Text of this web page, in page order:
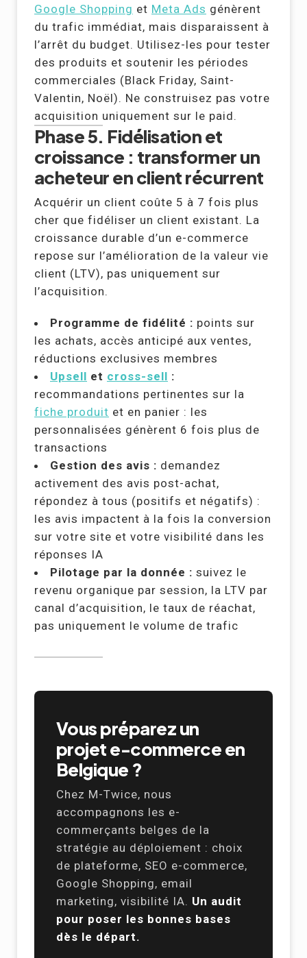
Google Shopping et Meta Ads génèrent
du trafic immédiat, mais disparaissent à
l’arrêt du budget. Utilisez-les pour tester
des produits et soutenir les périodes
commerciales (Black Friday, Saint-
Valentin, Noël). Ne construisez pas votre
acquisition uniquement sur le paid.
Phase 5. Fidélisation et
croissance : transformer un
acheteur en client récurrent
Acquérir un client coûte 5 à 7 fois plus
cher que fidéliser un client existant. La
croissance durable d’un e-commerce
repose sur l’amélioration de la valeur vie
client (LTV), pas uniquement sur
l’acquisition.
Programme de fidélité : points sur
les achats, accès anticipé aux ventes,
réductions exclusives membres
Upsell et cross-sell :
recommandations pertinentes sur la
fiche produit et en panier : les
personnalisées génèrent 6 fois plus de
transactions
Gestion des avis : demandez
activement des avis post-achat,
répondez à tous (positifs et négatifs) :
les avis impactent à la fois la conversion
sur votre site et votre visibilité dans les
réponses IA
Pilotage par la donnée : suivez le
revenu organique par session, la LTV par
canal d’acquisition, le taux de réachat,
pas uniquement le volume de trafic
Vous préparez un
projet e-commerce en
Belgique ?
Chez M-Twice, nous
accompagnons les e-
commerçants belges de la
stratégie au déploiement : choix
de plateforme, SEO e-commerce,
Google Shopping, email
marketing, visibilité IA. Un audit
pour poser les bonnes bases
dès le départ.